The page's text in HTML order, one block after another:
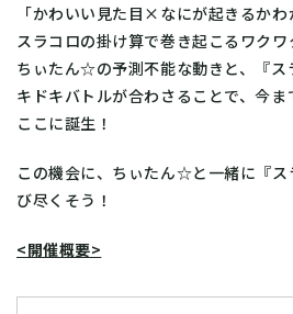
「かわいい見た目×なにが起きるかわ
スラコロの掛け算で巻き起こるワクワ
ちぃたん☆の予測不能な動きと、『ス
キドキバトルが合わさることで、今
ここに誕生！
この機会に、ちぃたん☆と一緒に『ス
び尽くそう！
<開催概要>